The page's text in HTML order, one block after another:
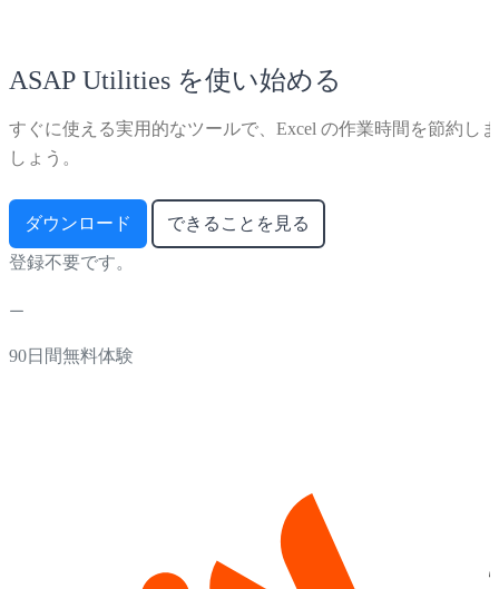
ASAP Utilities を使い始める
すぐに使える実用的なツールで、Excel の作業時間を節約しま
しょう。
ダウンロード できることを見る
登録不要です。
90日間無料体験